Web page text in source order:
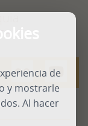
de
y mostrarle
Al hacer
de